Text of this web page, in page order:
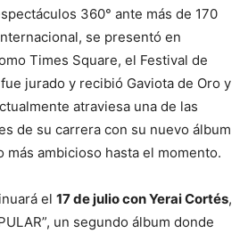
360° ante más de 170
se presentó en
Times Square, el Festival de
jurado y recibió Gaviota de Oro y
atraviesa una de las
de su carrera con su nuevo álbum
más ambicioso hasta el momento.
el 17 de julio con Yerai Cortés,
un segundo álbum donde